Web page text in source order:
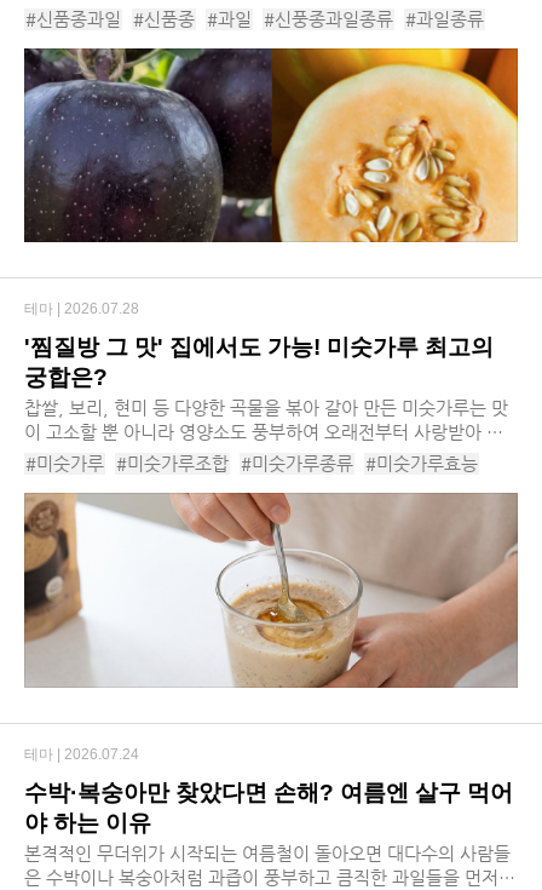
들어진 먹거리가 됐다. 최근에는 여기에 더해서, 보다 높은 수익성
#신품종과일 #신품종 #과일 #신풍종과일종류 #과일종류
#과일추천 #이색과일 #과일이색품종 #핑크블루베리
#블랙다이아몬드사과
#마하차녹망고
#키위티바나나
#베타참외 #솜사탕멜론
'찜질방 그 맛' 집에서도 가능! 미숫가루 최고의
궁합은?
찹쌀, 보리, 현미 등 다양한 곡물을 볶아 갈아 만든 미숫가루는 맛
이 고소할 뿐 아니라 영양소도 풍부하여 오래전부터 사랑받아 왔
습니다. 최근에는 고전적인 방식을 넘어 다양한 식재료와 조합하
#미숫가루 #미숫가루조합 #미숫가루종류 #미숫가루효능
#미숫가루영양소 #미숫가루영양분 #미숫가루라떼
#미숫가루조합추천 #뉴트로디저트
#미숫가루아포가토
테마 | 2026.07.28
수박·복숭아만 찾았다면 손해? 여름엔 살구 먹어
야 하는 이유
​본격적인 무더위가 시작되는 여름철이 돌아오면 대다수의 사람들
은 수박이나 복숭아처럼 과즙이 풍부하고 큼직한 과일들을 먼저
테마 | 2026.07.24